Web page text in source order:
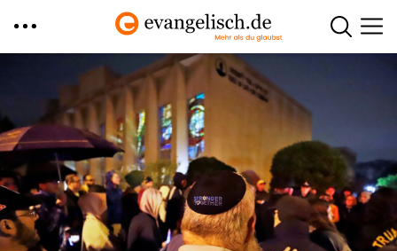
Inhalt